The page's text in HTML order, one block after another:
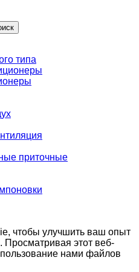
типа
приточные
чтобы улучшить ваш опыт
этот веб-
нами файлов